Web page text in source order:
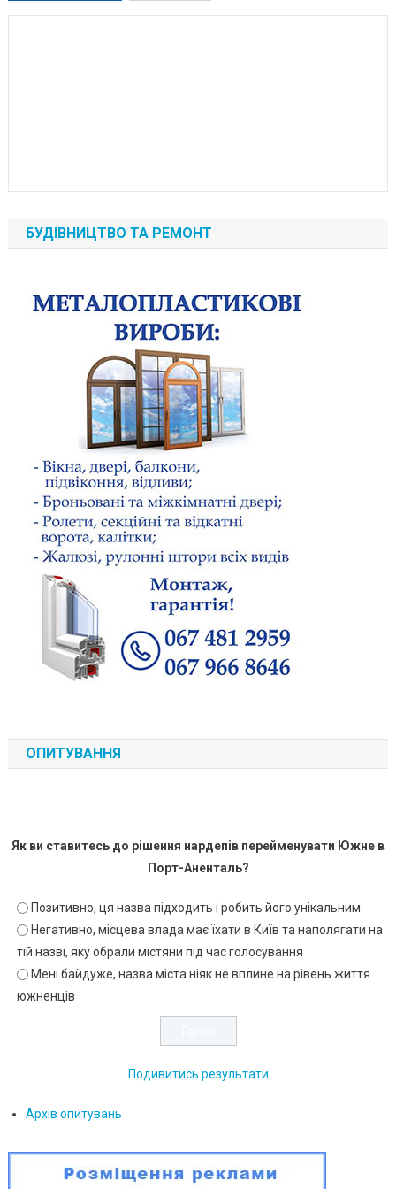
БУДІВНИЦТВО ТА РЕМОНТ
ОПИТУВАННЯ
Як ви ставитесь до рішення нардепів перейменувати Южне в
Порт-Аненталь?
Позитивно, ця назва підходить і робить його унікальним
Негативно, місцева влада має їхати в Київ та наполягати на
тій назві, яку обрали містяни під час голосування
Мені байдуже, назва міста ніяк не вплине на рівень життя
южненців
Подивитись результати
Архів опитувань